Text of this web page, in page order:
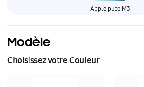
Apple puce M3
Modèle
Choisissez votre Couleur